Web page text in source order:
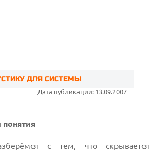
ДЛЯ СИСТЕМЫ
Дата публикации: 13.09.2007
с тем, что скрывается